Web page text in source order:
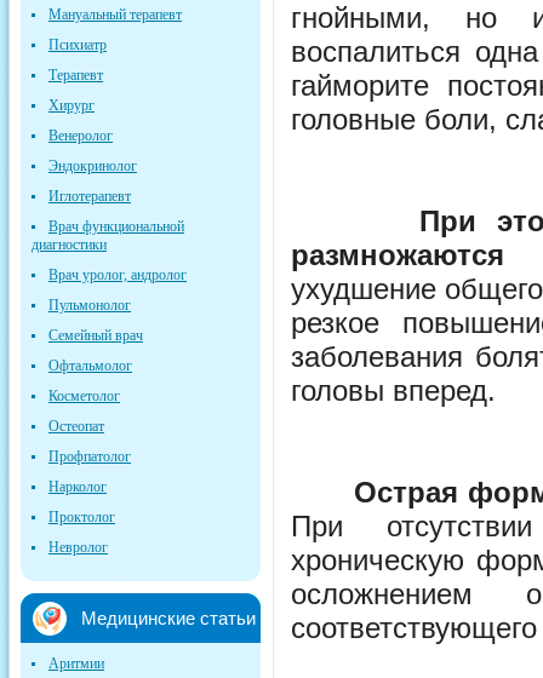
гнойными, но
воспалиться
гайморите
головные боли,
При
размножаются
ухудшение
резкое
заболевания
головы вперед.
Острая
При
хроническую
осложнением
Мануальный терапевт
Психиатр
Терапевт
Хирург
Венеролог
Эндокринолог
Иглотерапевт
Врач функциональной
диагностики
Врач уролог, андролог
Пульмонолог
Семейный врач
Офтальмолог
Косметолог
Остеопат
Профпатолог
Нарколог
Проктолог
Невролог
Медицинские статьи
Аритмии